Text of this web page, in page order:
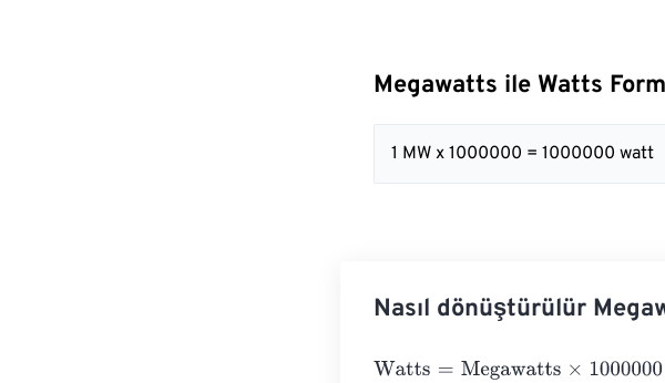
Megawatts ile Watts
1 MW x 1000000 = 1000000 watt
Nasıl dönüştürülür
Watts= Megawatts×1000000